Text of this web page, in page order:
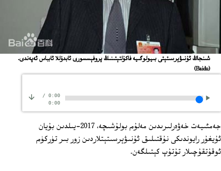
شىنجاڭ ئۇنىۋېرسىتېتى بىيولوگىيە فاكۇلتېتىنىڭ پروفېسسورى ئابدۇللا ئابباس ئەپەندى.
(Baidu)
0:00
/
0:00
جەمئىيەت خەۋەرلىرىدىن مەلۇم بولۇشىچە، 2017‏-يىلدىن بۇيان
ئۇيغۇر رايوندىكى نۇقتىلىق ئۇنىۋېرسىتېتلاردىن زور بىر تۈركۈم
ئوقۇتقۇچىلار تۇتۇپ كېتىلگەن.